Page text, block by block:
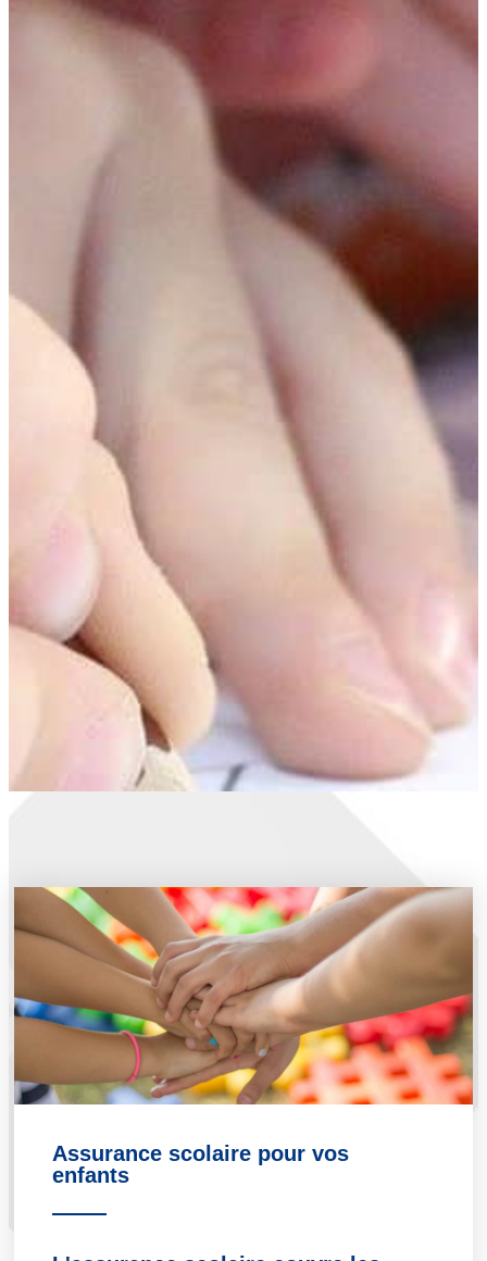
Assurance scolaire pour vos
enfants